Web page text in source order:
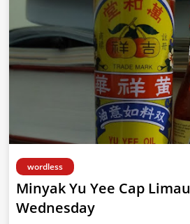
wordless
Minyak Yu Yee Cap
Wednesday